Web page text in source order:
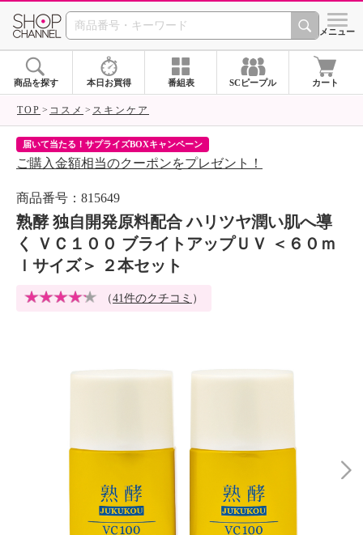
SHOP CHANNEL シメニュー
商品を探す 本日お買得 番組表 SCピープル カート
TOP コスメ スキンケア
届いて当たる！サプライズBOXキャンペーン
ご購入金額相当のクーポンをプレゼント！
商品番号：815649
熟酵 独自開発原料配合 ハリツヤ潤い肌へ導
く ＶＣ１００ ブライトアップＵＶ ＜６０ｍ
ｌサイズ＞ ２本セット
（41件のクチコミ ）